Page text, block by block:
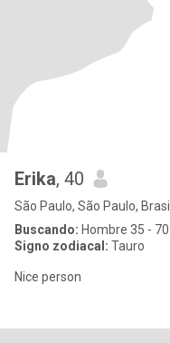
Erika, 40
São Paulo, São Paulo, Brasil
Buscando: Hombre 35 - 70
Signo zodiacal: Tauro
Nice person